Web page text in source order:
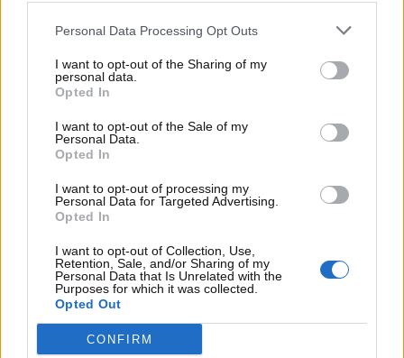
Personal Data Processing Opt Outs
I want to opt-out of the Sharing of my
personal data.
Opted In
I want to opt-out of the Sale of my
Personal Data.
Opted In
I want to opt-out of processing my
Personal Data for Targeted Advertising.
Opted In
I want to opt-out of Collection, Use,
Retention, Sale, and/or Sharing of my
Personal Data that Is Unrelated with the
Purposes for which it was collected.
Opted Out
CONFIRM
alla collaborazione con il costruttore francese.
www.MotoriNews24.com